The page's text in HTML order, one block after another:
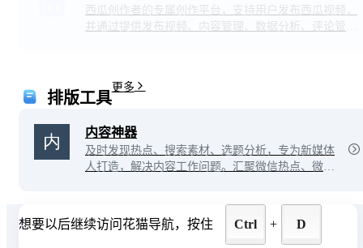
西瓜创作者的专属创作平台，支持用户发布西瓜视频，
并通过提供发布视频、内容管理、数据分析、评论管
排版工具
更多
内容神器
及时发现热点、搜索素材、选题分析，专为新媒体
人打造，解决内容工作问题。汇聚微信热点、微博
容创作更轻松高效。自媒体、公众号运营的高效工
具。
想要以后继续访问花猫导航，按住 Ctrl + D